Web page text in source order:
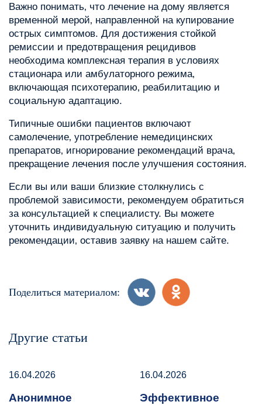
Важно понимать‚ что лечение на дому является
временной мерой‚ направленной на купирование
острых симптомов. Для достижения стойкой
ремиссии и предотвращения рецидивов
необходима комплексная терапия в условиях
стационара или амбулаторного режима‚
включающая психотерапию‚ реабилитацию и
социальную адаптацию.
Типичные ошибки пациентов включают
самолечение‚ употребление немедицинских
препаратов‚ игнорирование рекомендаций врача‚
прекращение лечения после улучшения состояния.
Если вы или ваши близкие столкнулись с
проблемой зависимости‚ рекомендуем обратиться
за консультацией к специалисту. Вы можете
уточнить индивидуальную ситуацию и получить
рекомендации‚ оставив заявку на нашем сайте.
Поделиться материалом:
Другие статьи
16.04.2026
Анонимное
16.04.2026
Эффективное